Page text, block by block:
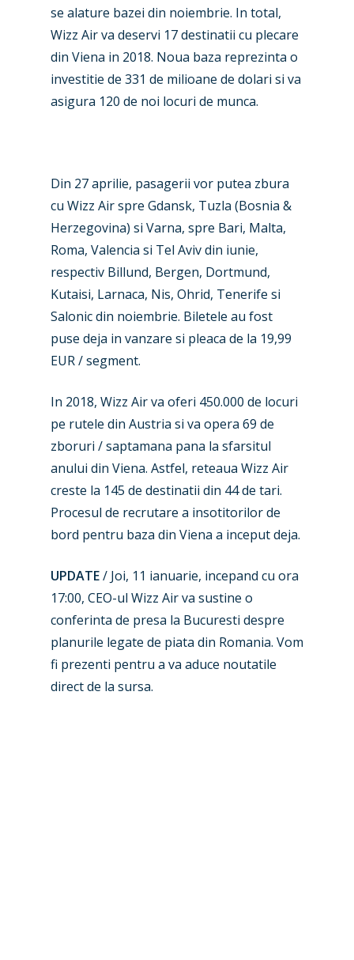
se alature bazei din noiembrie. In total,
Wizz Air va deservi 17 destinatii cu plecare
din Viena in 2018. Noua baza reprezinta o
investitie de 331 de milioane de dolari si va
asigura 120 de noi locuri de munca.
Din 27 aprilie, pasagerii vor putea zbura
cu Wizz Air spre Gdansk, Tuzla (Bosnia &
Herzegovina) si Varna, spre Bari, Malta,
Roma, Valencia si Tel Aviv din iunie,
respectiv Billund, Bergen, Dortmund,
Kutaisi, Larnaca, Nis, Ohrid, Tenerife si
Salonic din noiembrie. Biletele au fost
puse deja in vanzare si pleaca de la 19,99
EUR / segment.
In 2018, Wizz Air va oferi 450.000 de locuri
pe rutele din Austria si va opera 69 de
zboruri / saptamana pana la sfarsitul
anului din Viena. Astfel, reteaua Wizz Air
creste la 145 de destinatii din 44 de tari.
Procesul de recrutare a insotitorilor de
bord pentru baza din Viena a inceput deja.
UPDATE/ Joi, 11 ianuarie, incepand cu ora
17:00, CEO-ul Wizz Air va sustine o
conferinta de presa la Bucuresti despre
planurile legate de piata din Romania. Vom
fi prezenti pentru a va aduce noutatile
direct de la sursa.
New Routes
Industry
Accidents / Incidents
Airshows
Dubai 2025
Paris 2025
Farnborough 2024
Business Jets
Military
Trip Reports